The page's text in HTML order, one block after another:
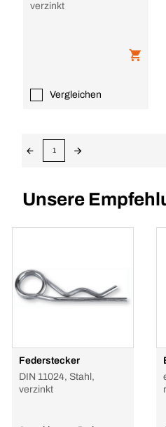
verzinkt
Vergleichen
1
Unsere
Federstecker
DIN 11024, Stahl,
verzinkt